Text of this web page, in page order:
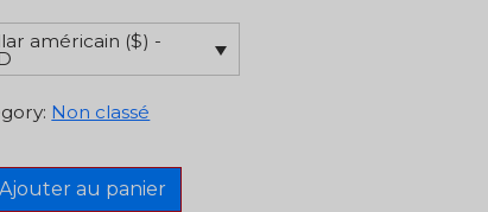
américain ($) -
Non classé
Ajouter au panier